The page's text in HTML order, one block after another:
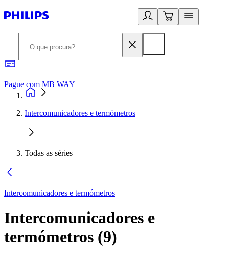
Pague com MB WAY
Intercomunicadores e termómetros
Todas as séries
Intercomunicadores e termómetros
Intercomunicadores e
termómetros (9)